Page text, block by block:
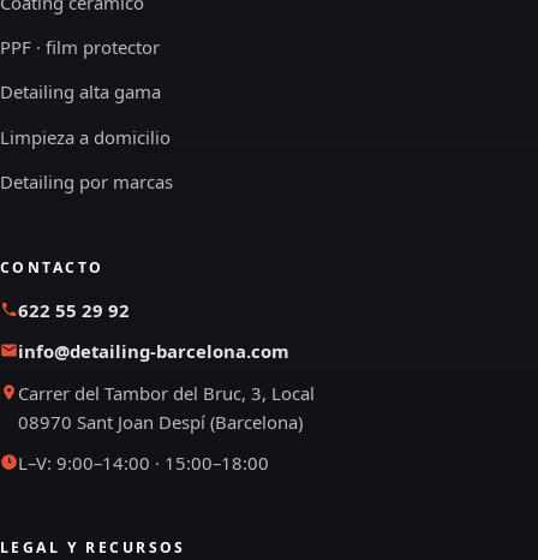
PPF · film protector
Detailing alta gama
Limpieza a domicilio
Detailing por marcas
CONTACTO
622 55 29 92
info@detailing-barcelona.com
Carrer del Tambor del Bruc, 3, Local
08970 Sant Joan Despí (Barcelona)
L–V: 9:00–14:00 · 15:00–18:00
LEGAL Y RECURSOS